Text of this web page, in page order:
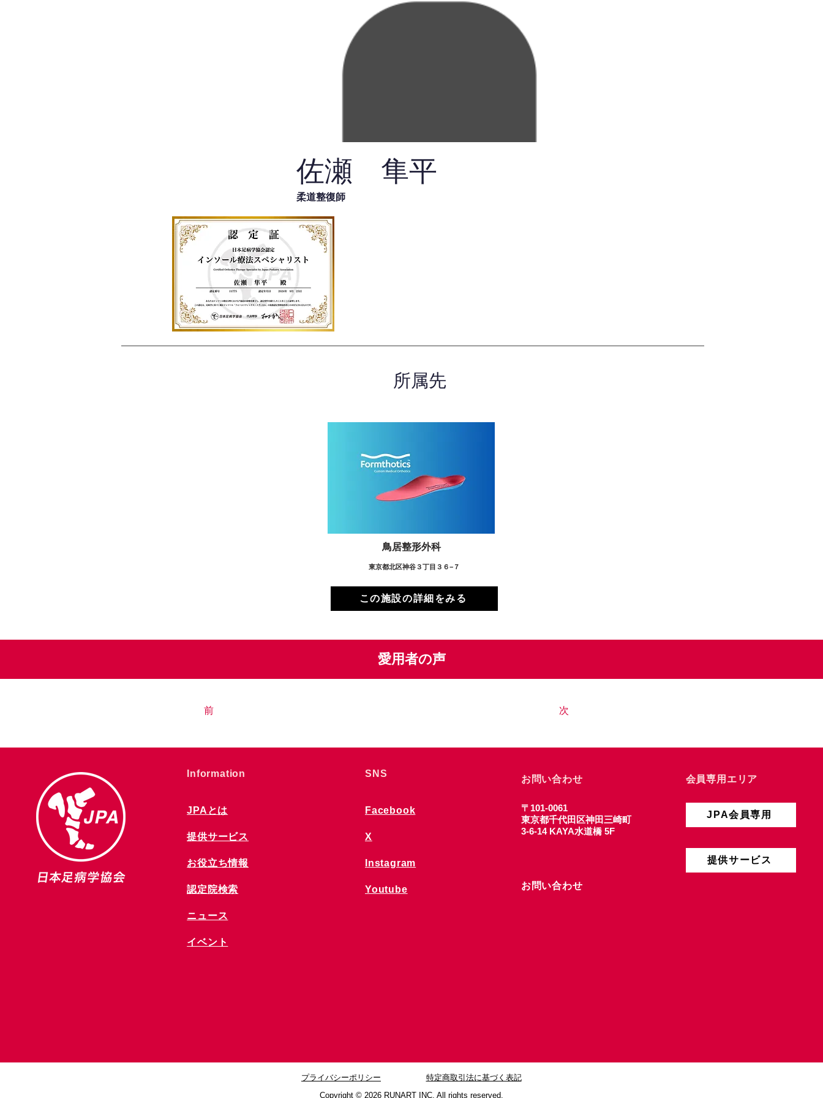
佐瀬 隼平
柔道整復師
所属先
鳥居整形外科
東京都北区神谷３丁目３６−７
この施設の詳細をみる
愛用者の声
前 次
​Information
JPAとは
提供サービス
お役立ち情報
​認定院検索
ニュース
​イベント
SNS
Facebook
X
Instagram
Youtube
お問い合わせ
〒101-0061
東京都千代田区神田三崎町
3-6-14 KAYA水道橋 5F
お問い合わせ
会員専用エリア
JPA会員専用
提供サービス
プライバシーポリシー
特定商取引法に基づく表記
Copyright © 2026 RUNART INC. All rights reserved.